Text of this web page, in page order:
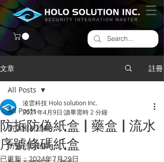
文章 註冊
All Posts
防偽雷射標籤
​防拆封口貼紙
All Posts
防拆防偽紙盒 | 藥盒 | 流水
序號條碼紙盒
淩雲科技 Holo solution Inc.
2021年4月9日 讀畢需時 2 分鐘
已更新：2024年7月29日